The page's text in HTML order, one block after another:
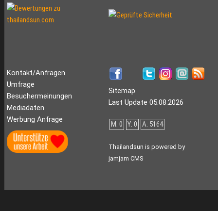
Kontakt/Anfragen
Umfrage
Besuchermeinungen
Mediadaten
Werbung Anfrage
Sitemap
Last Update 05.08.2026
M: 0 Y: 0 A: 5164
Thailandsun is powered by
jamjam CMS